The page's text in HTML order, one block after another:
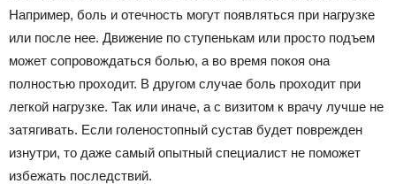
Например, боль и отечность могут появляться при нагрузке
или после нее. Движение по ступенькам или просто подъем
может сопровождаться болью, а во время покоя она
полностью проходит. В другом случае боль проходит при
легкой нагрузке. Так или иначе, а с визитом к врачу лучше не
затягивать. Если голеностопный сустав будет поврежден
изнутри, то даже самый опытный специалист не поможет
избежать последствий.